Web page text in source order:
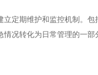
定期维护和监控机制。
况转化为日常管理的一